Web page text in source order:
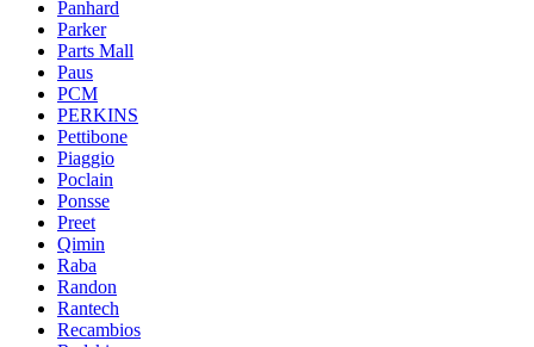
Panhard
Parker
Parts Mall
Paus
PCM
PERKINS
Pettibone
Piaggio
Poclain
Ponsse
Preet
Qimin
Raba
Randon
Rantech
Recambios